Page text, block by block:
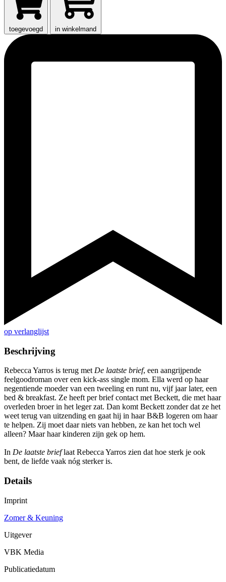
toegevoegd in winkelmand
op verlanglijst
Beschrijving
Rebecca Yarros is terug metDe laatste brief, een aangrijpende
feelgoodroman over een kick-ass single mom. Ella werd op haar
negentiende moeder van een tweeling en runt nu, vijf jaar later, een
bed & breakfast. Ze heeft per brief contact met Beckett, die met haar
overleden broer in het leger zat. Dan komt Beckett zonder dat ze het
weet terug van uitzending en gaat hij in haar B&B logeren om haar
te helpen. Zij moet daar niets van hebben, ze kan het toch wel
alleen? Maar haar kinderen zijn gek op hem.
In De laatste brieflaat Rebecca Yarros zien dat hoe sterk je ook
bent, de liefde vaak nóg sterker is.
Details
Imprint
Zomer & Keuning
Uitgever
VBK Media
Publicatiedatum